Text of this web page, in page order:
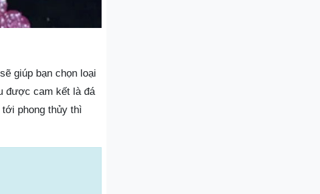
giúp bạn chọn loại
được cam kết là đá
phong thủy thì